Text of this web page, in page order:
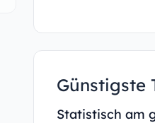
Günstigste
Statistisch am